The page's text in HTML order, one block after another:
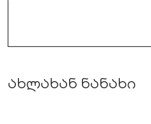
ახლახან ნანახი